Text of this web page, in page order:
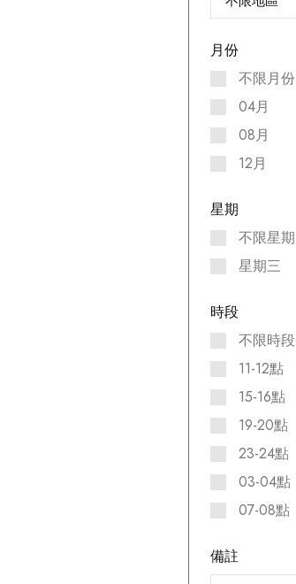
月份
不限月份
04月
08月
12月
星期
不限星期
星期三
時段
不限時段
11-12點
15-16點
19-20點
23-24點
03-04點
07-08點
備註